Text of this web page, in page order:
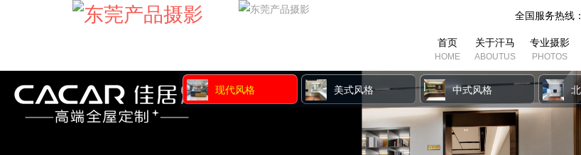
全国服务热线：
首页
HOME
关于汗马
ABOUTUS
专业摄影
PHOTOS